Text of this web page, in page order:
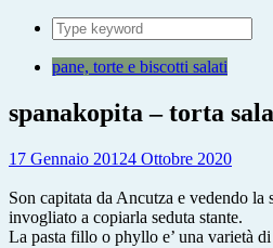
Search
for:
pane, torte e biscotti salati
spanakopita – torta
17 Gennaio 20124 Ottobre 2020
Son capitata da Ancutza e vedendo la
invogliato a copiarla seduta stante.
La pasta fillo o phyllo e’ una varietà